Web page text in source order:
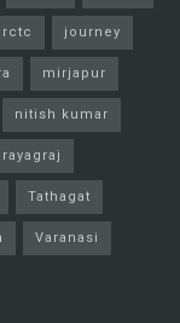
Irctc journey
mirjapur
nitish kumar
Tathagat
Varanasi